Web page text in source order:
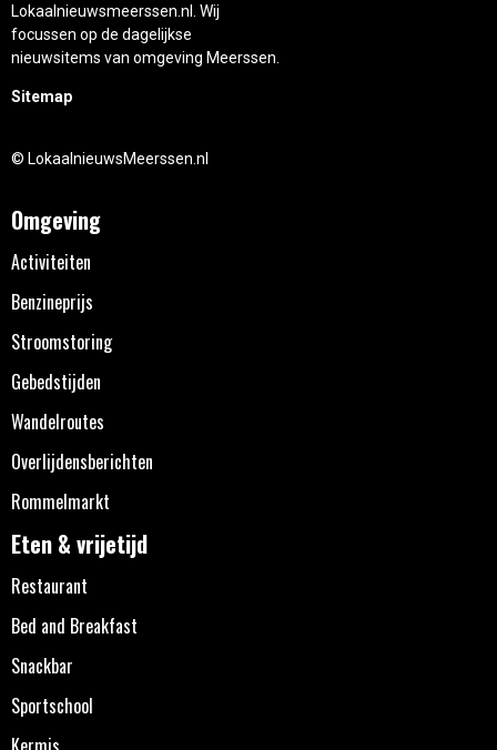
Lokaalnieuwsmeerssen.nl. Wij
focussen op de dagelijkse
nieuwsitems van omgeving Meerssen.
Sitemap
© LokaalnieuwsMeerssen.nl
Omgeving
Activiteiten
Benzineprijs
Stroomstoring
Gebedstijden
Wandelroutes
Overlijdensberichten
Rommelmarkt
Eten & vrijetijd
Restaurant
Bed and Breakfast
Snackbar
Sportschool